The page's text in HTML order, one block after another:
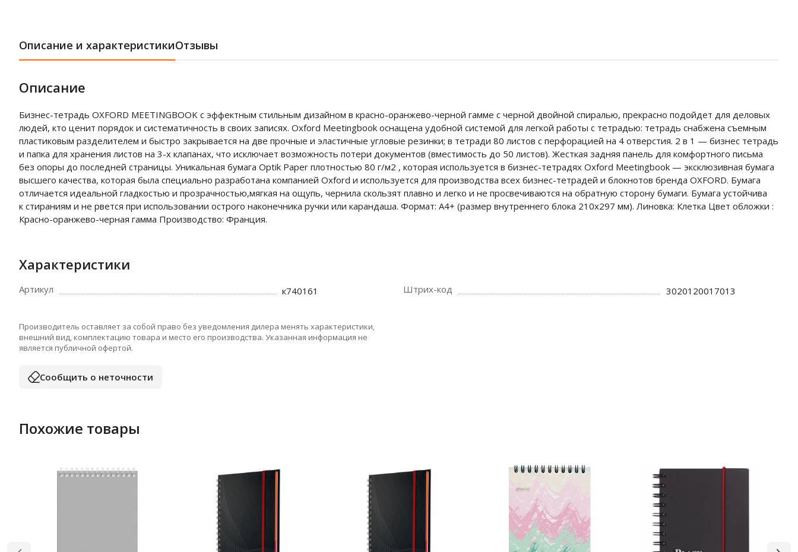
Описание и характеристикиОтзывы
Описание
Бизнес-тетрадь OXFORD MEETINGBOOK с эффектным стильным дизайном в красно-оранжево-черной гамме с черной двойной спиралью, прекрасно подойдет для деловых
людей, кто ценит порядок и систематичность в своих записях. Oxford Meetingbook оснащена удобной системой для легкой работы с тетрадью: тетрадь снабжена съемным
пластиковым разделителем и быстро закрывается на две прочные и эластичные угловые резинки; в тетради 80 листов с перфорацией на 4 отверстия. 2 в 1 — бизнес тетрадь
и папка для хранения листов на 3-х клапанах, что исключает возможность потери документов (вместимость до 50 листов). Жесткая задняя панель для комфортного письма
без опоры до последней страницы. Уникальная бумага Optik Paper плотностью 80 г/м2 , которая используется в бизнес-тетрадях Oxford Meetingbook — эксклюзивная бумага
высшего качества, которая была специально разработана компанией Oxford и используется для производства всех бизнес-тетрадей и блокнотов бренда OXFORD. Бумага
отличается идеальной гладкостью и прозрачностью,мягкая на ощупь, чернила скользят плавно и легко и не просвечиваются на обратную сторону бумаги. Бумага устойчива
к стираниям и не рвется при использовании острого наконечника ручки или карандаша. Формат: А4+ (размер внутреннего блока 210x297 мм). Линовка: Клетка Цвет обложки :
Красно-оранжево-черная гамма Производство: Франция.
Характеристики
Артикул к740161 Штрих-код 3020120017013
Производитель оставляет за собой право без уведомления дилера менять характеристики,
внешний вид, комплектацию товара и место его производства. Указанная информация не
является публичной офертой.
Сообщить о неточности
Похожие товары